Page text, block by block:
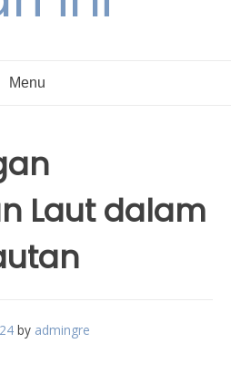
Menu
Laut dalam
by admingre